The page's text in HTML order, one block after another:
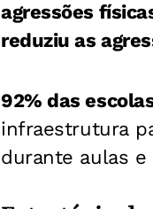
agressões
reduziu as
92% das
infraestrutura
durante aulas e